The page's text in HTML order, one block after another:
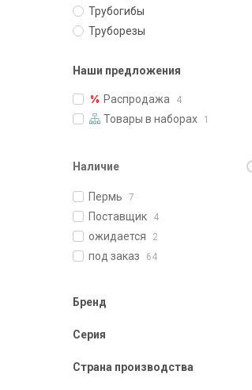
Трубогибы
Труборезы
Наши предложения
Распродажа 4
Товары в наборах 1
Наличие
Пермь 7
Поставщик 4
ожидается 2
под заказ 64
Бренд
Серия
Страна производства